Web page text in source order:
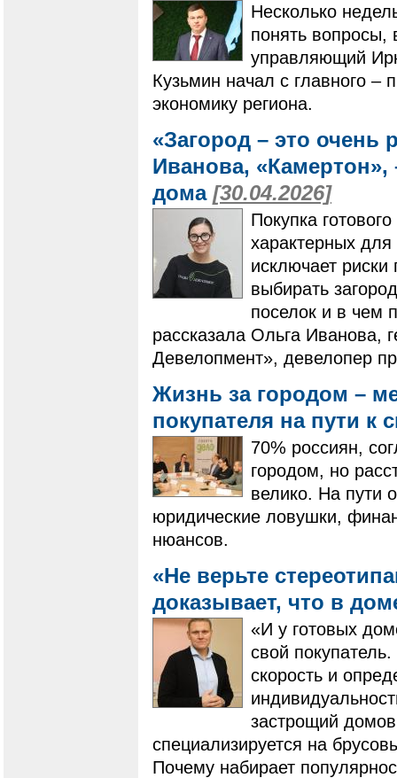
Несколько
понять
управляющий
Кузьмин начал с главного –
экономику региона.
«Загород – это
Иванова, «Камертон»,
дома [30.04.2026]
Покупка
характерных
исключает
выбирать
поселок и в чем
рассказала Ольга Иванова,
Девелопмент», девелопер
Жизнь за городом –
покупателя на пути к
70% россиян,
городом, но
велико. На пути
юридические ловушки,
нюансов.
«Не верьте
доказывает, что в
«И у готовых
свой
скорость и
застрощий
специализируется на
Почему набирает